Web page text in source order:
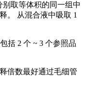
取等体积的同一组中
。 从混合液中吸取 1
括 2 个 ~ 3 个参照品
倍数最好通过毛细管